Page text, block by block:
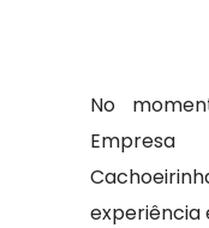
No
experiência